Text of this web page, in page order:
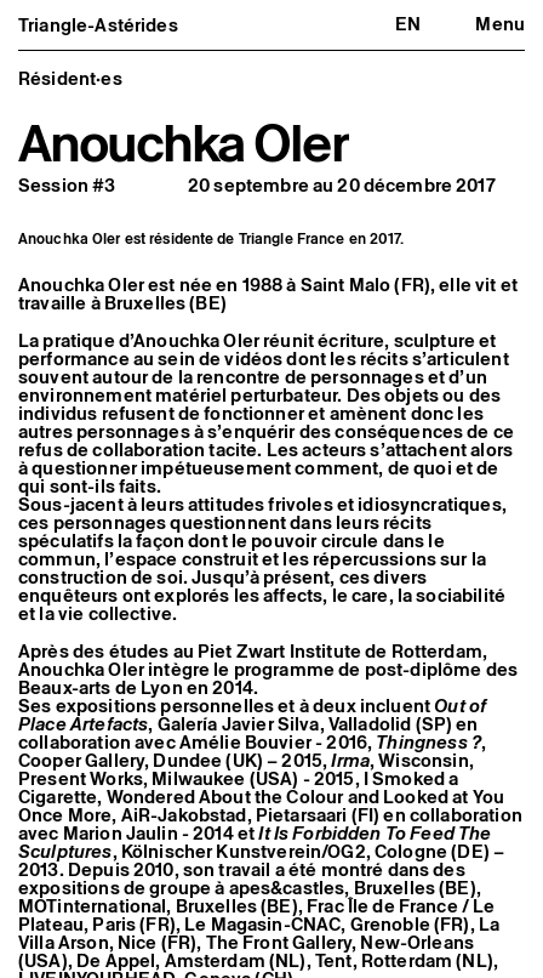
Triangle-Astérides EN Menu
Triangle-Astérides
Centre d’art contemporain
d’intérêt national
et résidence internationale d'artistes
Fermer
Présentation
À propos
Équipe et gouvernance
Formation professionnelle
Adhérer / nous soutenir
Informations pratiques
Programmation
Agenda : en cours et à venir
Expositions
Événements
Programmation éditoriale
Médiation
Publics associés
Les Nouveaux Commanditaires
Artistes résident·es et associé·es
Résident·es
Artistes associé·es
Hors-les-murs
Ancien·nes résident·es et artistes associé·es
Résident·es
Anouchka Oler
Session #3 20 septembre au 20 décembre 2017
Anouchka Oler est résidente de Triangle France en 2017.
Anouchka Oler est née en 1988 à Saint Malo (FR), elle vit et
travaille à Bruxelles (BE)
La pratique d’Anouchka Oler réunit écriture, sculpture et
performance au sein de vidéos dont les récits s’articulent
souvent autour de la rencontre de personnages et d’un
environnement matériel perturbateur. Des objets ou des
individus refusent de fonctionner et amènent donc les
autres personnages à s’enquérir des conséquences de ce
refus de collaboration tacite. Les acteurs s’attachent alors
à questionner impétueusement comment, de quoi et de
qui sont-ils faits.
Sous-jacent à leurs attitudes frivoles et idiosyncratiques,
ces personnages questionnent dans leurs récits
spéculatifs la façon dont le pouvoir circule dans le
commun, l’espace construit et les répercussions sur la
construction de soi. Jusqu’à présent, ces divers
enquêteurs ont explorés les affects, le care, la sociabilité
et la vie collective.
Après des études au Piet Zwart Institute de Rotterdam,
Anouchka Oler intègre le programme de post-diplôme des
Beaux-arts de Lyon en 2014.
Ses expositions personnelles et à deux incluentOut of
Place Artefacts, Galería Javier Silva, Valladolid (SP) en
collaboration avec Amélie Bouvier - 2016,Thingness ?,
Cooper Gallery, Dundee (UK) – 2015,Irma, Wisconsin,
Present Works, Milwaukee (USA) - 2015, I Smoked a
Cigarette, Wondered About the Colour and Looked at You
Once More, AiR-Jakobstad, Pietarsaari (FI) en collaboration
avec Marion Jaulin - 2014 etIt Is Forbidden To Feed The
Sculptures, Kölnischer Kunstverein/OG2, Cologne (DE) –
2013. Depuis 2010, son travail a été montré dans des
expositions de groupe à apes&castles, Bruxelles (BE),
MOTinternational, Bruxelles (BE), Frac Île de France / Le
Plateau, Paris (FR), Le Magasin-CNAC, Grenoble (FR), La
Villa Arson, Nice (FR), The Front Gallery, New-Orleans
(USA), De Appel, Amsterdam (NL), Tent, Rotterdam (NL),